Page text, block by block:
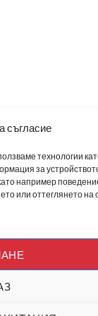
съгласие
технологии
за
например
или оттеглянето на